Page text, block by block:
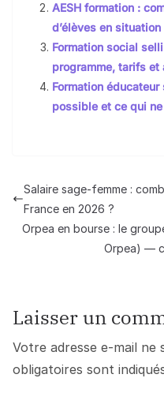
AESH formation :
d’élèves en
Formation social
programme, tarifs
Formation
possible et ce qui ne
Salaire sage-femme :
France en 2026 ?
Orpea en bourse : le
Orpea) —
Laisser un
Votre adresse e-mail ne
obligatoires sont